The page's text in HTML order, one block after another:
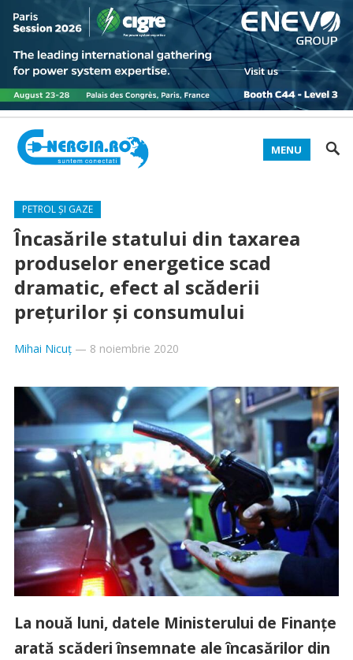
MENU
PETROL ȘI GAZE
Încasările statului din taxarea
produselor energetice scad
dramatic, efect al scăderii
prețurilor și consumului
Mihai Nicuț— 8 noiembrie 2020
La nouă luni, datele Ministerului de Finanțe
arată scăderi însemnate ale încasărilor din